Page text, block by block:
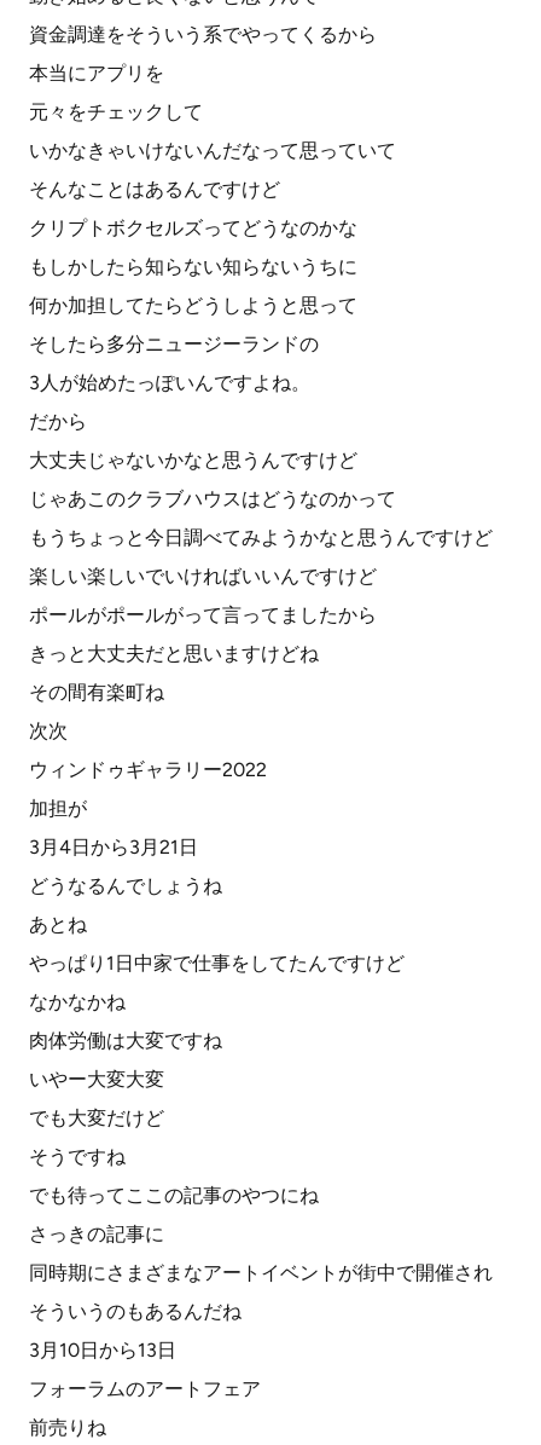
資金調達をそういう系でやってくるから
本当にアプリを
元々をチェックして
いかなきゃいけないんだなって思っていて
そんなことはあるんですけど
クリプトボクセルズってどうなのかな
もしかしたら知らない知らないうちに
何か加担してたらどうしようと思って
そしたら多分ニュージーランドの
3人が始めたっぽいんですよね。
だから
大丈夫じゃないかなと思うんですけど
じゃあこのクラブハウスはどうなのかって
もうちょっと今日調べてみようかなと思うんですけど
楽しい楽しいでいければいいんですけど
ポールがポールがって言ってましたから
きっと大丈夫だと思いますけどね
その間有楽町ね
次次
ウィンドゥギャラリー2022
加担が
3月4日から3月21日
どうなるんでしょうね
あとね
やっぱり1日中家で仕事をしてたんですけど
なかなかね
肉体労働は大変ですね
いやー大変大変
でも大変だけど
そうですね
でも待ってここの記事のやつにね
さっきの記事に
同時期にさまざまなアートイベントが街中で開催され
そういうのもあるんだね
3月10日から13日
フォーラムのアートフェア
前売りね